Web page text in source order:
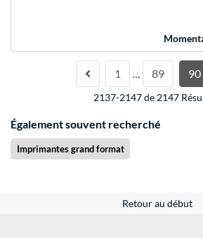
1 … 89 90
2137-2147 de 2147
Également souvent recherché
Imprimantes grand format
Retour au début